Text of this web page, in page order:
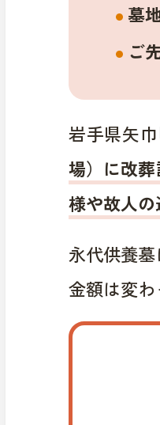
墓
ご
岩手県矢
場）に改
様や故人
永代供養
金額は変わ